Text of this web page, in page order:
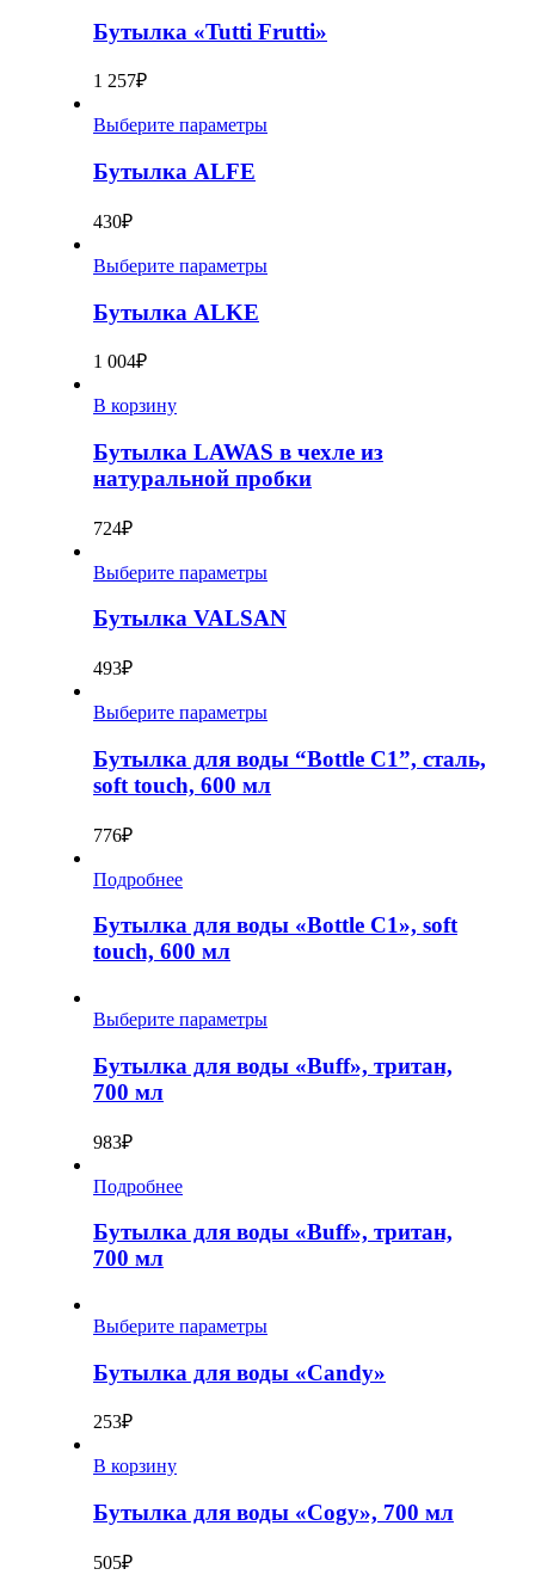
Бутылка «Tutti Frutti»
1 257₽
Выберите параметры
Бутылка ALFE
430₽
Выберите параметры
Бутылка ALKE
1 004₽
В корзину
Бутылка LAWAS в чехле из
натуральной пробки
724₽
Выберите параметры
Бутылка VALSAN
493₽
Выберите параметры
Бутылка для воды “Bottle C1”, сталь,
soft touch, 600 мл
776₽
Подробнее
Бутылка для воды «Bottle C1», soft
touch, 600 мл
Выберите параметры
Бутылка для воды «Buff», тритан,
700 мл
983₽
Подробнее
Бутылка для воды «Buff», тритан,
700 мл
Выберите параметры
Бутылка для воды «Candy»
253₽
В корзину
Бутылка для воды «Cogy», 700 мл
505₽